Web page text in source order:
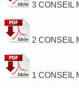
3 CONSEIL
2 CONSEIL
1 CONSEIL